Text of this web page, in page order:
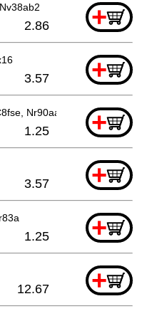
+
2.86
+
3.57
Nr90aa +
1.25
+
3.57
+
1.25
+
12.67